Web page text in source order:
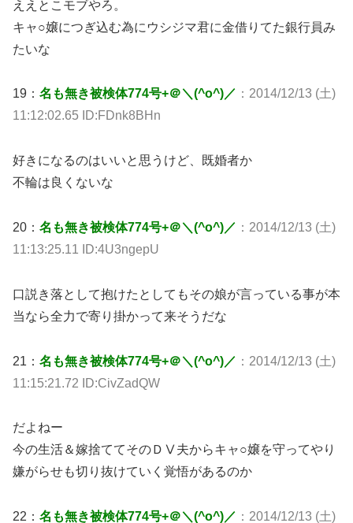
ええとこモブやろ。
キャ○嬢につぎ込む為にウシジマ君に金借りてた銀行員み
たいな
19： 名も無き被検体774号+＠＼(^o^)／ ：2014/12/13 (土)
11:12:02.65 ID:FDnk8BHn
好きになるのはいいと思うけど、既婚者か
不輪は良くないな
20： 名も無き被検体774号+＠＼(^o^)／ ：2014/12/13 (土)
11:13:25.11 ID:4U3ngepU
口説き落として抱けたとしてもその娘が言っている事が本
当なら全力で寄り掛かって来そうだな
21： 名も無き被検体774号+＠＼(^o^)／ ：2014/12/13 (土)
11:15:21.72 ID:CivZadQW
だよねー
今の生活＆嫁捨ててそのＤⅤ夫からキャ○嬢を守ってやり
嫌がらせも切り抜けていく覚悟があるのか
22： 名も無き被検体774号+＠＼(^o^)／ ：2014/12/13 (土)